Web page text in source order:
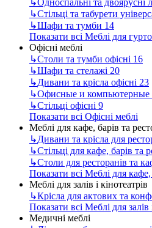
↳Стільці та табурети
↳Шафи та тумби 14
Показати всі Меблі для
Офісні меблі
↳Столи та тумби офісні 16
↳Шафи та стелажі 20
↳Дивани та крісла офісні 23
↳Офисные и компьютерные
↳Стільці офісні 9
Показати всі Офісні меблі
Меблі для кафе, барів та
↳Дивани та крісла для
↳Стільці для кафе, барів та
↳Столи для ресторанів та
Показати всі Меблі для кафе,
Меблі для залів і кінотеатрів
↳Крісла для актових та
Показати всі Меблі для залів
Медичні меблі